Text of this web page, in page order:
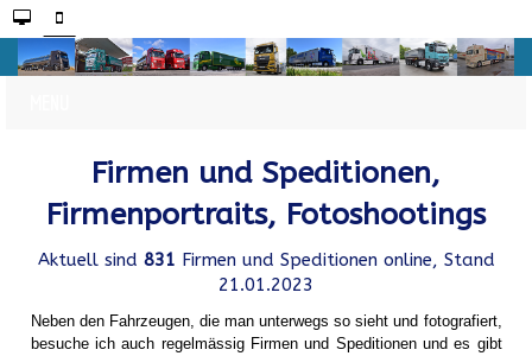
Firmen und Speditionen,
Firmenportraits, Fotoshootings
Aktuell sind 831 Firmen und Speditionen online, Stand
21.01.2023
Neben den Fahrzeugen, die man unterwegs so sieht und fotografiert,
besuche ich auch regelmässig Firmen und Speditionen und es gibt